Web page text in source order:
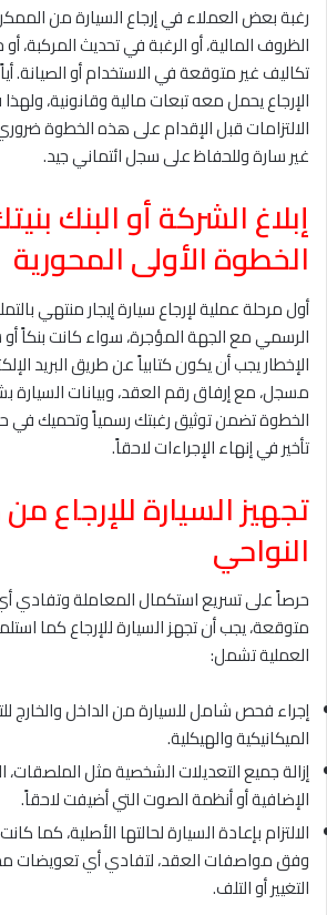
رغبة بعض العملاء في إرجاع السيارة من
الظروف المالية، أو الرغبة في تحديث
تكاليف غير متوقعة في الاستخدام أو الصيانة.
الإرجاع يحمل معه تبعات مالية وقانونية،
الالتزامات قبل الإقدام على هذه الخطوة
غير سارة وللحفاظ على سجل ائتماني جيد.
إبلاغ الشركة أو البنك
الخطوة الأولى المحورية
أول مرحلة عملية لإرجاع سيارة إيجار منتهي
الرسمي مع الجهة المؤجرة، سواء كانت بنكاً
الإخطار يجب أن يكون كتابياً عن طريق البريد
مسجل، مع إرفاق رقم العقد، وبيانات
الخطوة تضمن توثيق رغبتك رسمياً وتحميك في
تأخير في إنهاء الإجراءات لاحقاً.
تجهيز السيارة للإرجاع
النواحي
حرصاً على تسريع استكمال المعاملة وتفادي
متوقعة، يجب أن تجهز السيارة للإرجاع كما
العملية تشمل:
إجراء فحص شامل للسيارة من الداخل والخارج
الميكانيكية والهيكلية.
إزالة جميع التعديلات الشخصية مثل
الإضافية أو أنظمة الصوت التي أضيفت لاحقاً.
الالتزام بإعادة السيارة لحالتها الأصلية، كما
وفق مواصفات العقد، لتفادي أي تعويضات
التغيير أو التلف.